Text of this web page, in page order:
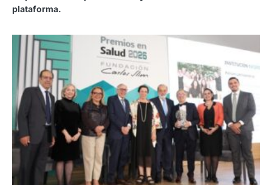
plataforma.